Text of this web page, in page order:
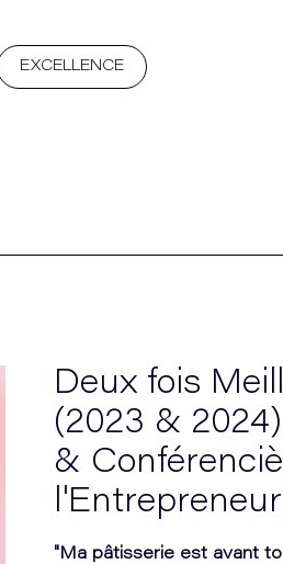
EXCELLENCE
Deux fois
(2023 &
&
"Ma pâtisserie est avant